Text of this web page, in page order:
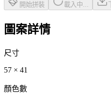
開始拼裝 載入中...
圖案詳情
尺寸
57 × 41
顏色數